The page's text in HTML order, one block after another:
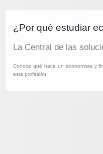
¿Por qué estudiar
La Central de las
Conoce qué hace un economista y
esta profesión.